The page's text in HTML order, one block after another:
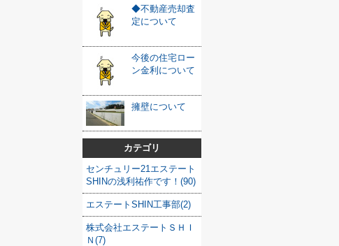
◆不動産売却査
定について
今後の住宅ロー
ン金利について
擁壁について
カテゴリ
センチュリー21エステート
SHINの浅利祐作です！(90)
エステートSHIN工事部(2)
株式会社エステートＳＨＩ
Ｎ(7)